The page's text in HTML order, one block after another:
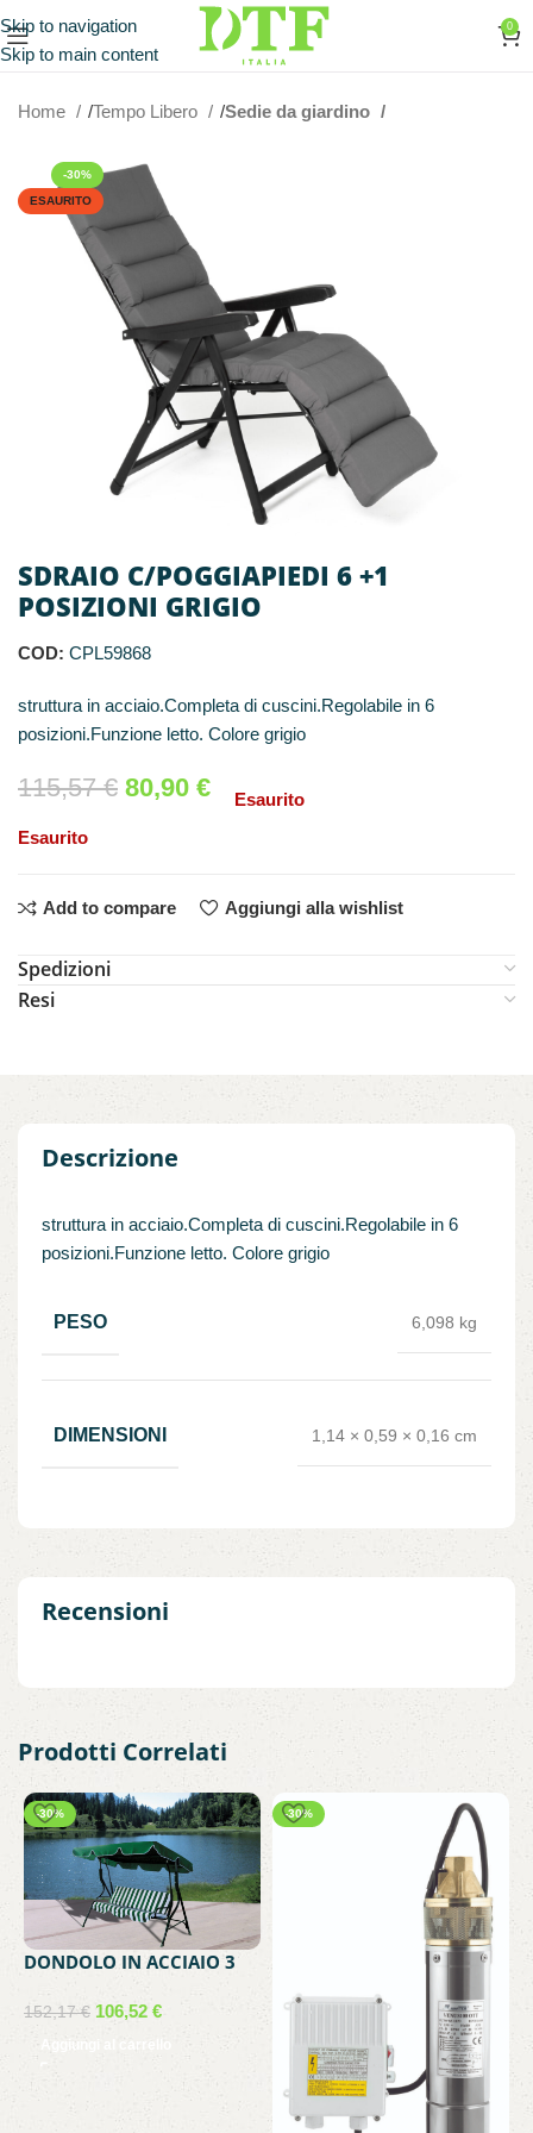
Skip to navigation
Skip to main content
0
Home Tempo Libero Sedie da giardino
-30%
ESAURITO
SDRAIO C/POGGIAPIEDI 6 +1
POSIZIONI GRIGIO
COD: CPL59868
struttura in acciaio.Completa di cuscini.Regolabile in 6
posizioni.Funzione letto. Colore grigio
115,57€ 80,90 €
Esaurito
Esaurito
Add to compare Aggiungi alla wishlist
Spedizioni
Resi
Descrizione
struttura in acciaio.Completa di cuscini.Regolabile in 6
posizioni.Funzione letto. Colore grigio
PESO 6,098 kg
DIMENSIONI 1,14 × 0,59 × 0,16 cm
Recensioni
Prodotti Correlati
-30%
DONDOLO IN ACCIAIO 3
152,17€ 106,52 €
Aggiungi al carrello
-30%